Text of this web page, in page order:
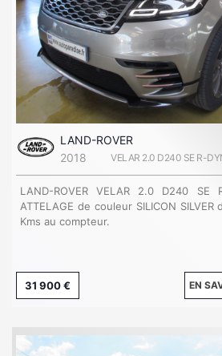
LAND-ROVER
2018
VELAR 2.0 D240 SE R-
LAND-ROVER VELAR 2.0 D240 SE
ATTELAGE de couleur SILICON
Kms au compteur.
31 900 € EN